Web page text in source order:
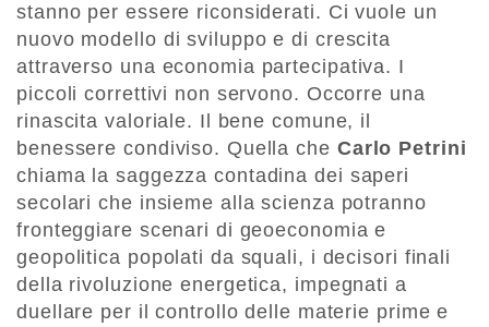
stanno per essere riconsiderati. Ci vuole un
nuovo modello di sviluppo e di crescita
attraverso una economia partecipativa. I
piccoli correttivi non servono. Occorre una
rinascita valoriale. Il bene comune, il
benessere condiviso. Quella che Carlo Petrini
chiama la saggezza contadina dei saperi
secolari che insieme alla scienza potranno
fronteggiare scenari di geoeconomia e
geopolitica popolati da squali, i decisori finali
della rivoluzione energetica, impegnati a
duellare per il controllo delle materie prime e